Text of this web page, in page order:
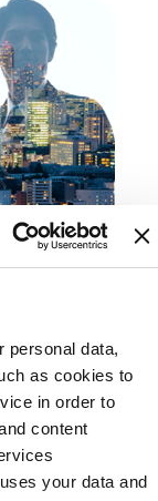
personal data,
as cookies to
in order to
content
your data and